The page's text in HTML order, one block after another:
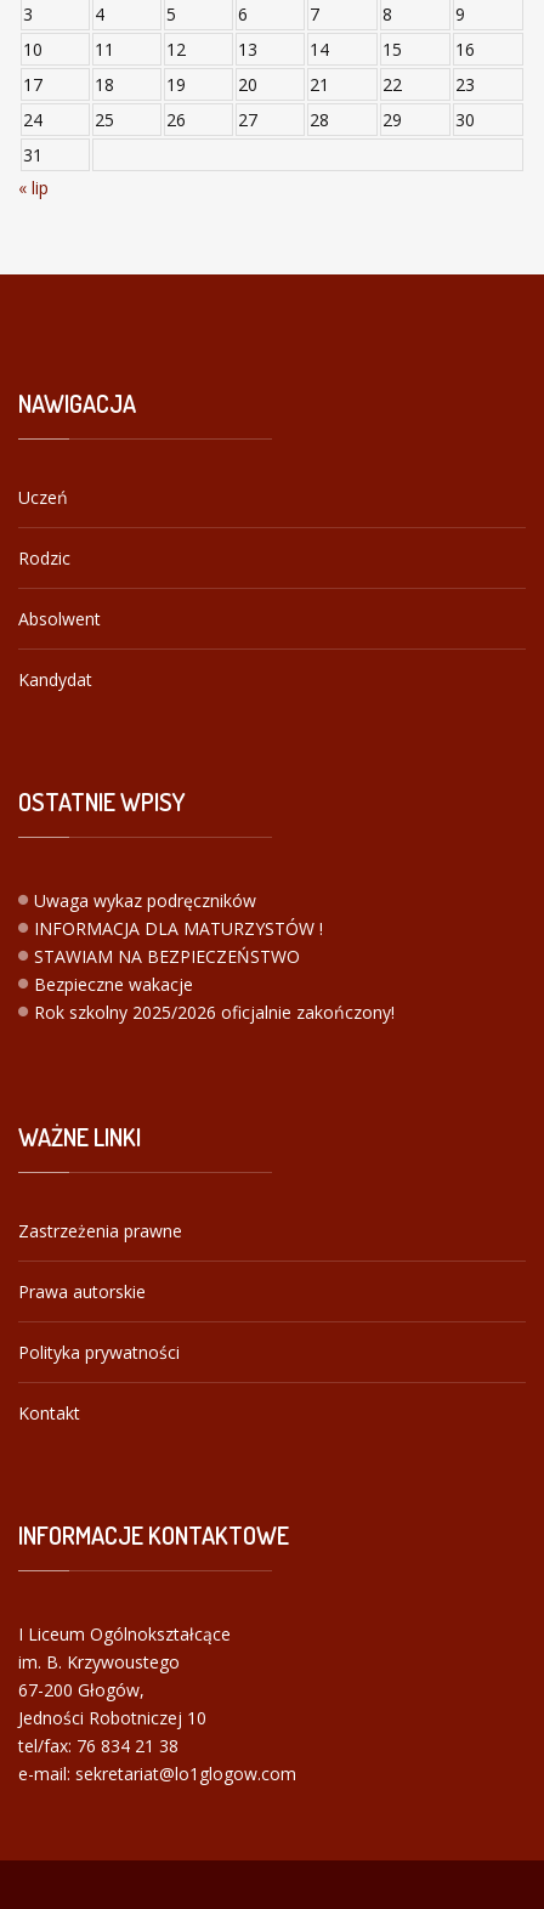
3
4 5 6 7 8
9
10
11 12 13 14 15
16
17
18 19 20 21 22
23
24
25 26 27 28 29
30
31
« lip
NAWIGACJA
Uczeń
Rodzic
Absolwent
Kandydat
OSTATNIEWPISY
Uwaga wykaz podręczników
INFORMACJA DLA MATURZYSTÓW !
STAWIAM NA BEZPIECZEŃSTWO
Bezpieczne wakacje
Rok szkolny 2025/2026 oficjalnie zakończony!
WAŻNELINKI
Zastrzeżenia prawne
Prawa autorskie
Polityka prywatności
Kontakt
INFORMACJEKONTAKTOWE
I Liceum Ogólnokształcące
im. B. Krzywoustego
67-200 Głogów,
Jedności Robotniczej 10
tel/fax: 76 834 21 38
e-mail: sekretariat@lo1glogow.com